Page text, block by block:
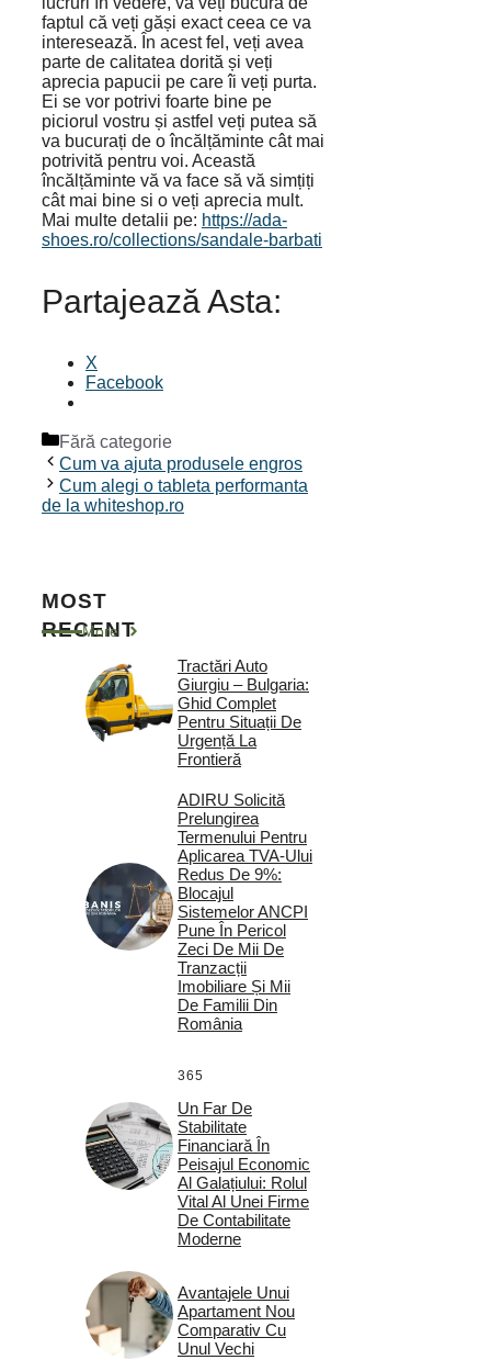
faptul că veți găși exact ceea ce va
interesează. În acest fel, veți avea
parte de calitatea dorită și veți
aprecia papucii pe care îi veți purta.
Ei se vor potrivi foarte bine pe
piciorul vostru și astfel veți putea să
va bucurați de o încălțăminte cât mai
potrivită pentru voi. Această
încălțăminte vă va face să vă simțiți
cât mai bine si o veți aprecia mult.
Mai multe detalii pe: https://ada-
shoes.ro/collections/sandale-barbati
Partajează Asta:
X
Facebook
Categorii
Fără categorie
Cum va ajuta produsele engros
Cum alegi o tableta performanta
de la whiteshop.ro
MOST
RECENT
More
Tractări Auto
Giurgiu – Bulgaria:
Ghid Complet
Pentru Situații De
Urgență La
Frontieră
ADIRU Solicită
Prelungirea
Termenului Pentru
Aplicarea TVA-Ului
Redus De 9%:
Blocajul
Sistemelor ANCPI
Pune În Pericol
Zeci De Mii De
Tranzacții
Imobiliare Și Mii
De Familii Din
România
365
Un Far De
Stabilitate
Financiară În
Peisajul Economic
Al Galațiului: Rolul
Vital Al Unei Firme
De Contabilitate
Moderne
Avantajele Unui
Apartament Nou
Comparativ Cu
Unul Vechi